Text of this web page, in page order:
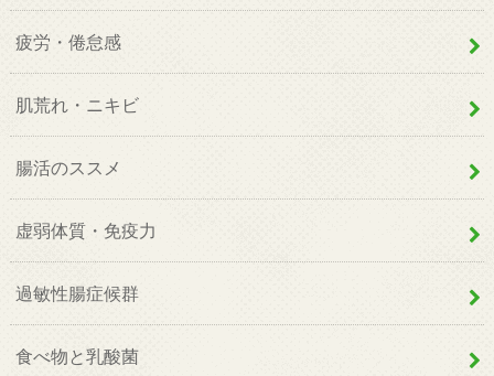
疲労・倦怠感
肌荒れ・ニキビ
腸活のススメ
虚弱体質・免疫力
過敏性腸症候群
食べ物と乳酸菌